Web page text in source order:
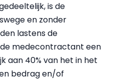
is de
en zonder
lastens de
medecontractant een
aan 40% van het in het
bedrag en/of